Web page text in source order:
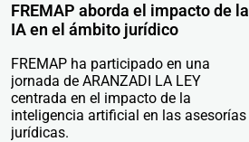
FREMAP aborda el impacto de la
IA en el ámbito jurídico
FREMAP ha participado en una
jornada de ARANZADI LA LEY
centrada en el impacto de la
inteligencia artificial en las asesorías
jurídicas.